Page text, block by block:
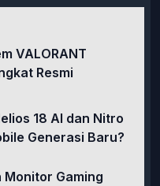
VALORANT
Resmi
18 AI dan Nitro
Generasi Baru?
Gaming